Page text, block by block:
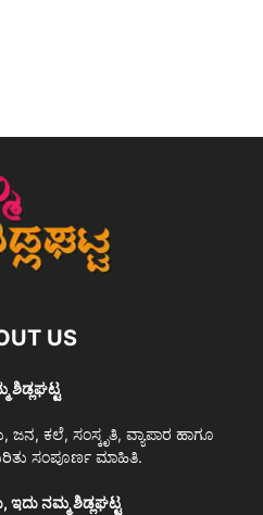
US
ಶಿಡ್ಲಘಟ್ಟ
ಜನ, ಕಲೆ, ಸಂಸ್ಕೃತಿ, ವ್ಯಾಪಾರ ಹಾಗೂ
ಸಂಪೂರ್ಣ ಮಾಹಿತಿ.
ಇದು ನಮ್ಮ ಶಿಡ್ಲಘಟ್ಟ